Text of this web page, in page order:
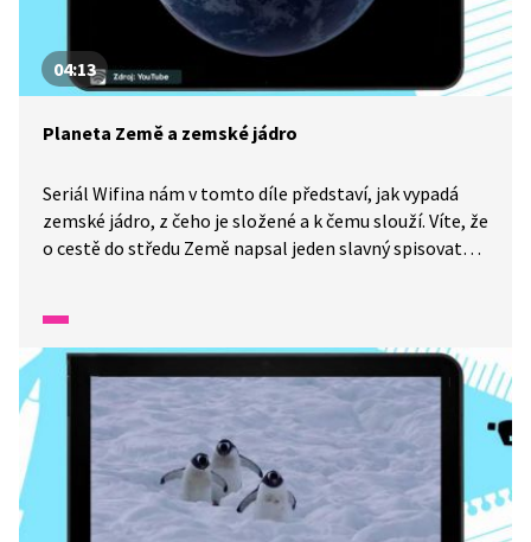
04:13
Planeta Země a zemské jádro
Seriál Wifina nám v tomto díle představí, jak vypadá
zemské jádro, z čeho je složené a k čemu slouží. Víte, že
o cestě do středu Země napsal jeden slavný spisovatel